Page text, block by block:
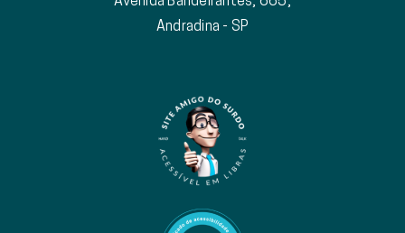
Andradina - SP